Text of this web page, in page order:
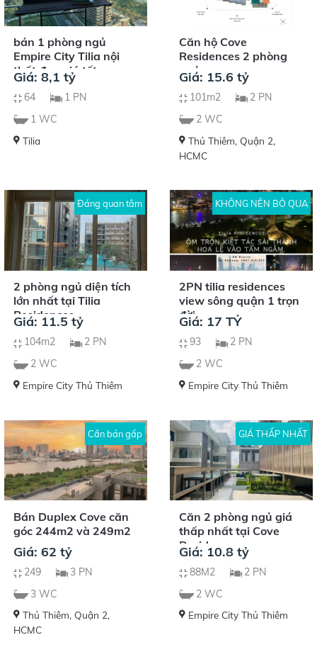
bán 1 phòng ngủ
Empire City Tilia nội
thất đẹp giá tốt
Giá: 8,1 tỷ
64
1 PN
1 WC
Tilia
Căn hộ Cove
Residences 2 phòng
ngủ
Giá: 15.6 tỷ
101m2
2 PN
2 WC
Thủ Thiêm, Quận 2,
HCMC
Đáng quan tâm
2 phòng ngủ diện tích
lớn nhất tại Tilia
Residences
Giá: 11.5 tỷ
104m2
2 PN
2 WC
Empire City Thủ Thiêm
KHÔNG NÊN BỎ QUA
2PN tilia residences
view sông quận 1 trọn
đời.
Giá: 17 TỶ
93
2 PN
2 WC
Empire City Thủ Thiêm
Cần bán gấp
Bán Duplex Cove căn
góc 244m2 và 249m2
Giá: 62 tỷ
249
3 PN
3 WC
Thủ Thiêm, Quận 2,
HCMC
GIÁ THẤP NHẤT
Căn 2 phòng ngủ giá
thấp nhất tại Cove
Residences
Giá: 10.8 tỷ
88M2
2 PN
2 WC
Empire City Thủ Thiêm